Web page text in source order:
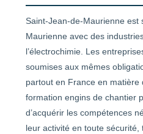
Saint-Jean-de-Maurienne est
Maurienne avec des
l’électrochimie. Les
soumises aux mêmes
partout en France en matière
formation engins de chantier
d’acquérir les compétences
leur activité en toute